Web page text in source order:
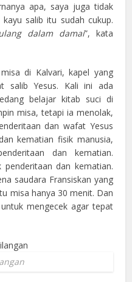
apa, saya juga tidak
salib itu sudah cukup.
dalam damai”, kata
di Kalvari, kapel yang
salib Yesus. Kali ini ada
belajar kitab suci di
misa, tetapi ia menolak,
dan wafat Yesus
kematian fisik manusia,
dan kematian.
dan kematian.
saudara Fransiskan yang
misa hanya 30 menit. Dan
mengecek agar tepat